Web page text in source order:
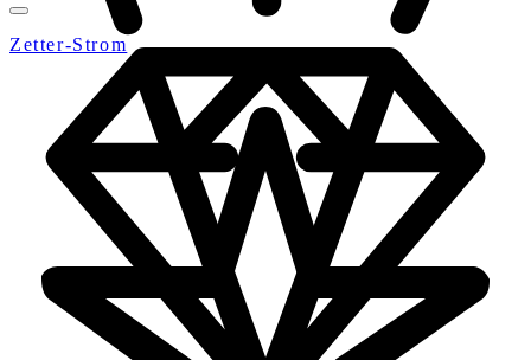
Zetter-Strom